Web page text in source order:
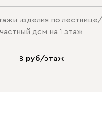
изделия по лестнице/
частный дом на 1 этаж
8 руб/этаж